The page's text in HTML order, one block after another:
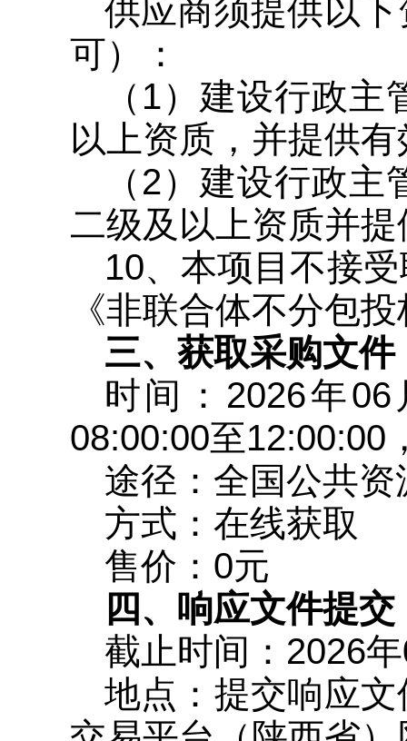
供应商须提供以
可）：
（1）建设行政
以上资质，并提供
（2）建设行政
二级及以上资质并
10、本项目不接
《非联合体不分包
三、获取采购文件
时间：2026年
08:00:00至12:00:00
途径：全国公共
方式：在线获取
售价：0元
四、响应文件提交
截止时间：2026
地点：提交响应